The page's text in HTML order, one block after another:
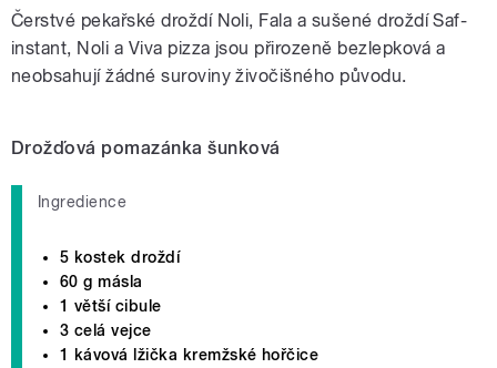
Čerstvé pekařské droždí Noli, Fala a sušené droždí Saf-
instant, Noli a Viva pizza jsou přirozeně bezlepková a
neobsahují žádné suroviny živočišného původu.
Drožďová pomazánka šunková
Ingredience
5 kostek droždí
60 g másla
1 větší cibule
3 celá vejce
1 kávová lžička kremžské hořčice